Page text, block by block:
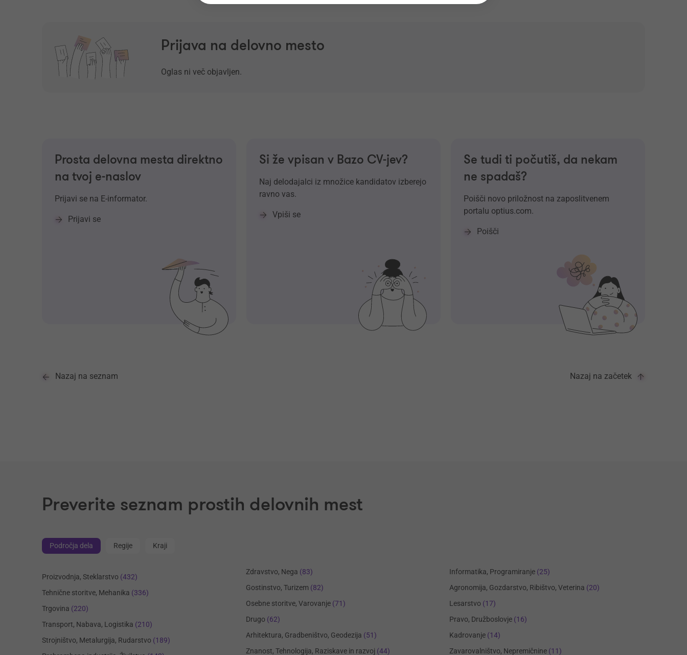
Prijava na delovno mesto
Oglas ni več objavljen.
Prosta delovna mesta direktno
na tvoj e-naslov
Prijavi se na E-informator.
Prijavi se
Si že vpisan v Bazo CV-jev?
Naj delodajalci iz množice kandidatov izberejo
ravno vas.
Vpiši se
Se tudi ti počutiš, da nekam
ne spadaš?
Poišči novo priložnost na zaposlitvenem
portalu optius.com.
Poišči
Nazaj na seznam Nazaj na začetek
Preverite seznam prostih delovnih mest
Področja dela Regije Kraji
Proizvodnja, Steklarstvo (432)
Tehnične storitve, Mehanika (336)
Trgovina (220)
Transport, Nabava, Logistika (210)
Strojništvo, Metalurgija, Rudarstvo (189)
Zdravstvo, Nega (83)
Gostinstvo, Turizem (82)
Osebne storitve, Varovanje (71)
Drugo (62)
Arhitektura, Gradbeništvo, Geodezija (51)
Znanost, Tehnologija, Raziskave in razvoj (44)
Informatika, Programiranje (25)
Agronomija, Gozdarstvo, Ribištvo, Veterina (20)
Lesarstvo (17)
Pravo, Družboslovje (16)
Kadrovanje (14)
Zavarovalništvo, Nepremičnine (11)